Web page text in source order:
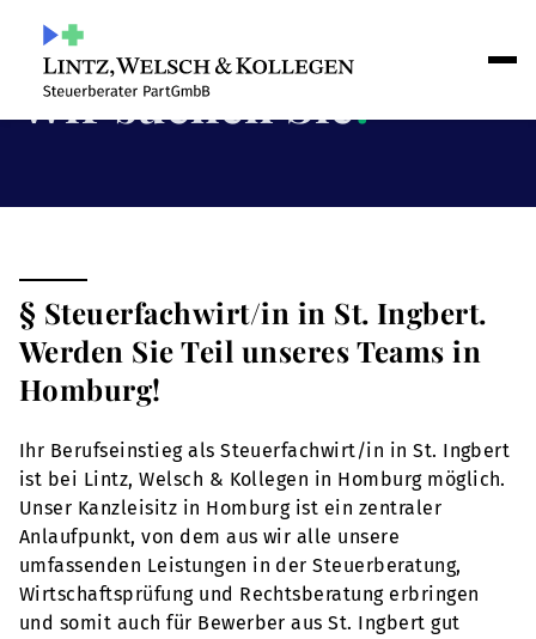
Wir suchen Sie!
§ Steuerfachwirt/in in St. Ingbert.
Werden Sie Teil unseres Teams in
Homburg!
Ihr Berufseinstieg als Steuerfachwirt/in in St. Ingbert
ist bei Lintz, Welsch & Kollegen in Homburg möglich.
Unser Kanzleisitz in Homburg ist ein zentraler
Anlaufpunkt, von dem aus wir alle unsere
umfassenden Leistungen in der Steuerberatung,
Wirtschaftsprüfung und Rechtsberatung erbringen
und somit auch für Bewerber aus St. Ingbert gut